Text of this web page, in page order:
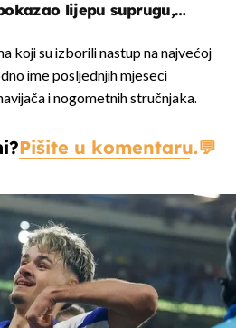
lijepu suprugu,
koji su izborili nastup na najvećoj
ime posljednjih mjeseci
i nogometnih stručnjaka.
Pišite u komentaru.